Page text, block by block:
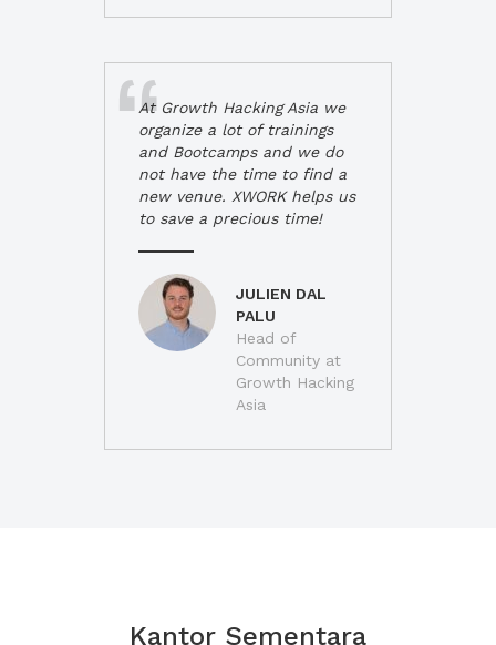
At Growth Hacking Asia we
organize a lot of trainings
and Bootcamps and we do
not have the time to find a
new venue. XWORK helps us
to save a precious time!
JULIEN DAL
PALU
Head of
Community at
Growth Hacking
Asia
Kantor Sementara